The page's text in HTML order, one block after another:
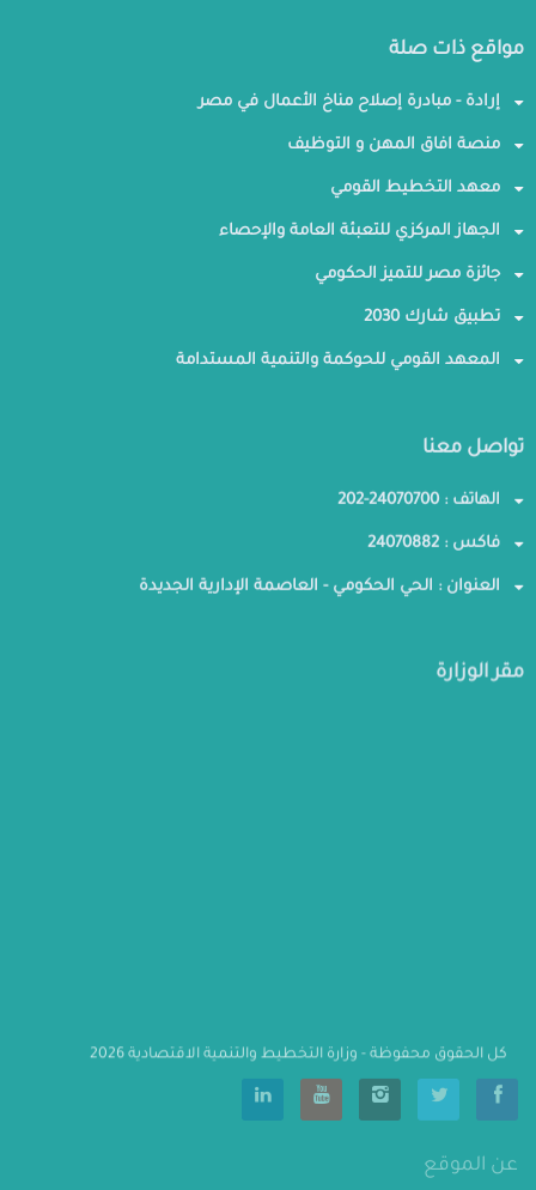
مواقع ذات صلة
إرادة - مبادرة إصلاح مناخ الأعمال في مصر
منصة افاق المهن و التوظيف
معهد التخطيط القومي
الجهاز المركزي للتعبئة العامة والإحصاء
جائزة مصر للتميز الحكومي
تطبيق شارك 2030
المعهد القومي للحوكمة والتنمية المستدامة
تواصل معنا
الهاتف : 24070700-202
فاكس : 24070882
العنوان : الحي الحكومي - العاصمة الإدارية الجديدة
مقر الوزارة
كل الحقوق محفوظة - وزارة التخطيط والتنمية الاقتصادية 2026